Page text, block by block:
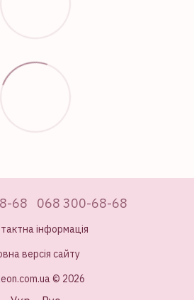
68 068 300-68-68
інформація
версія сайту
© 2026